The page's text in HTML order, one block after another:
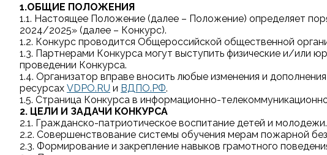
1.ОБЩИЕ ПОЛОЖЕНИЯ
1.1. Настоящее Положение (далее – Положение) определяет
2024/2025» (далее – Конкурс).
1.2. Конкурс проводится Общероссийской общественной
1.3. Партнерами Конкурса могут выступить физические и/или
проведении Конкурса.
1.4. Организатор вправе вносить любые изменения и
ресурсах VDPO.RU и ВДПО.РФ.
1.5. Страница Конкурса в информационно-
2. ЦЕЛИ И ЗАДАЧИ КОНКУРСА
2.1. Гражданско-патриотическое воспитание детей и молодежи.
2.2. Совершенствование системы обучения мерам пожарной
2.3. Формирование и закрепление навыков грамотного